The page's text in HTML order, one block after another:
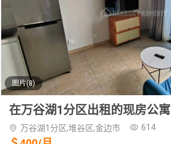
图片(8)
在万谷湖1分区出租的现房公寓
万谷湖1分区,堆谷区,金边市 614